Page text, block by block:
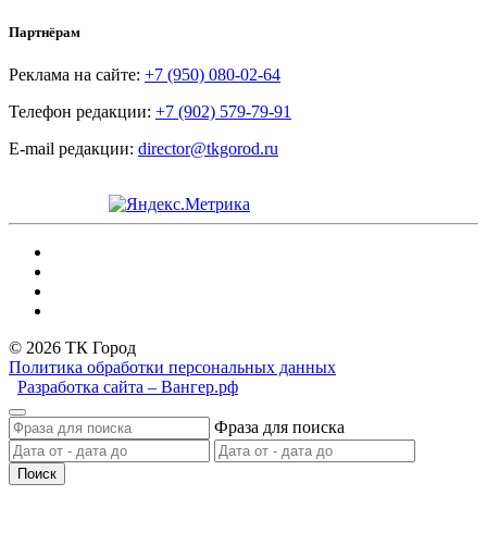
Партнёрам
Реклама на сайте: +7 (950) 080-02-64
Телефон редакции: +7 (902) 579-79-91
E-mail редакции: director@tkgorod.ru
© 2026 ТК Город
Политика обработки персональных данных
Разработка сайта – Вангер.рф
Фраза для поиска
Поиск